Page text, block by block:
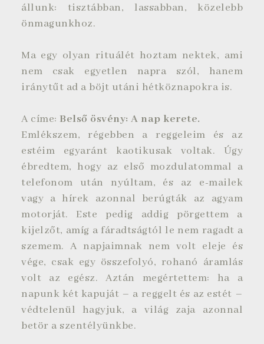
állunk: tisztábban, lassabban, közelebb
önmagunkhoz.
Ma egy olyan rituálét hoztam nektek, ami
nem csak egyetlen napra szól, hanem
iránytűt ad a böjt utáni hétköznapokra is.
A címe: Belső ösvény: A nap kerete.
Emlékszem, régebben a reggeleim és az
estéim egyaránt kaotikusak voltak. Úgy
ébredtem, hogy az első mozdulatommal a
telefonom után nyúltam, és az e-mailek
vagy a hírek azonnal berúgták az agyam
motorját. Este pedig addig pörgettem a
kijelzőt, amíg a fáradtságtól le nem ragadt a
szemem. A napjaimnak nem volt eleje és
vége, csak egy összefolyó, rohanó áramlás
volt az egész. Aztán megértettem: ha a
napunk két kapuját – a reggelt és az estét –
védtelenül hagyjuk, a világ zaja azonnal
betör a szentélyünkbe.